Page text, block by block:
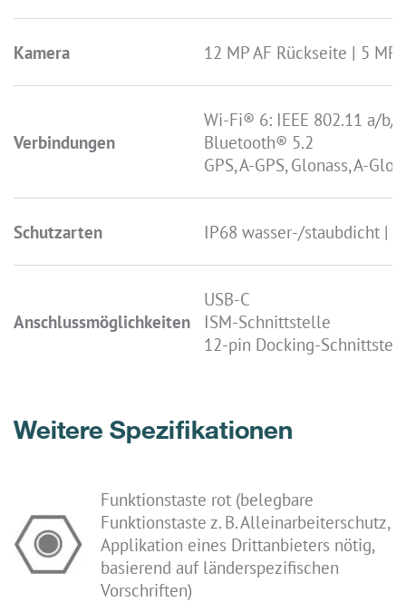
Kamera 12 MP AF Rückseite | 5 MP
Verbindungen
Wi-Fi® 6: IEEE 802.11 a/
Bluetooth® 5.2
GPS, A-GPS, Glonass, A-
Schutzarten IP68 wasser-/staubdicht |
Anschlussmöglichkeiten
USB-C
ISM-Schnittstelle
12-pin Docking-
Weitere Spezifikationen
Funktionstaste rot (belegbare
Funktionstaste z. B. Alleinarbeiterschutz,
Applikation eines Drittanbieters nötig,
basierend auf länderspezifischen
Vorschriften)